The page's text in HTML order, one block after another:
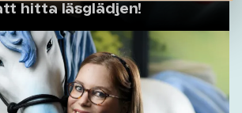
hitta läsglädjen!